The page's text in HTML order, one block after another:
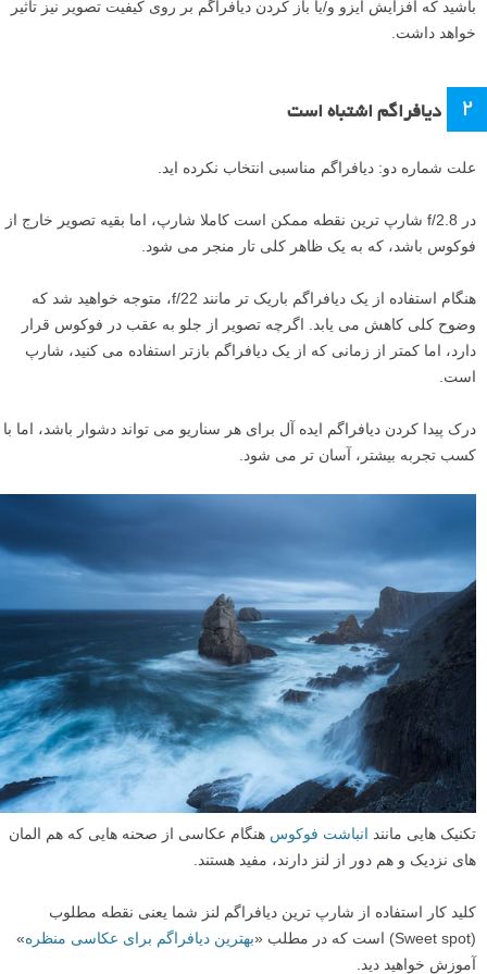
باشید که افزایش ایزو و/یا باز کردن دیافراگم بر روی کیفیت تصویر نیز تاثیر
خواهد داشت.
۲ دیافراگم اشتباه است
علت شماره دو: دیافراگم مناسبی انتخاب نکرده اید.
در f/2.8 شارپ ترین نقطه ممکن است کاملا شارپ، اما بقیه تصویر خارج از
فوکوس باشد، که به یک ظاهر کلی تار منجر می شود.
هنگام استفاده از یک دیافراگم باریک تر مانند f/22، متوجه خواهید شد که
وضوح کلی کاهش می یابد. اگرچه تصویر از جلو به عقب در فوکوس قرار
دارد، اما کمتر از زمانی که از یک دیافراگم بازتر استفاده می کنید، شارپ
است.
درک پیدا کردن دیافراگم ایده آل برای هر سناریو می تواند دشوار باشد، اما با
کسب تجربه بیشتر، آسان تر می شود.
تکنیک هایی مانند انباشت فوکوس هنگام عکاسی از صحنه هایی که هم المان
های نزدیک و هم دور از لنز دارند، مفید هستند.
کلید کار استفاده از شارپ ترین دیافراگم لنز شما یعنی نقطه مطلوب
(Sweet spot) است که در مطلب «
بهترین دیافراگم برای عکاسی منظره»
آموزش خواهید دید.